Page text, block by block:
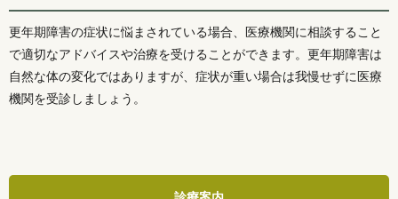
更年期障害の症状に悩まされている場合、医療機関に相談すること
で適切なアドバイスや治療を受けることができます。更年期障害は
自然な体の変化ではありますが、症状が重い場合は我慢せずに医療
機関を受診しましょう。